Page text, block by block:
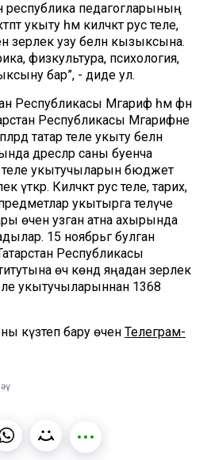
республика педагогларының
укыту һәм киләчәктә рус теле,
әзерлек узу белән кызыксына.
физкультура, психология,
бар”, - диде ул.
Республикасы Мәгариф һәм фән
Республикасы Мәгарифне
татар теле укыту белән
дәресләр саны буенча
теле укытучыларын бюджет
үткәрә. Киләчәктә рус теле, тарих,
укытырга теләүче
өчен узган атна ахырында
15 ноябрьгә булган
Республикасы
өч көндә яңадан әзерлек
укытучыларыннан 1368
күзәтеп бару өчен Телеграм-